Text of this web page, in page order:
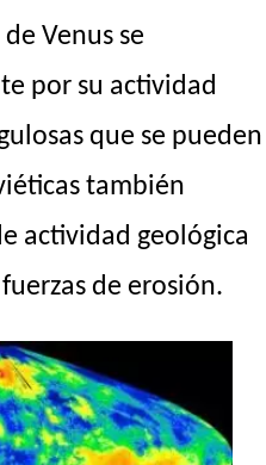
Venus se
por su actividad
que se pueden
también
actividad geológica
de erosión.